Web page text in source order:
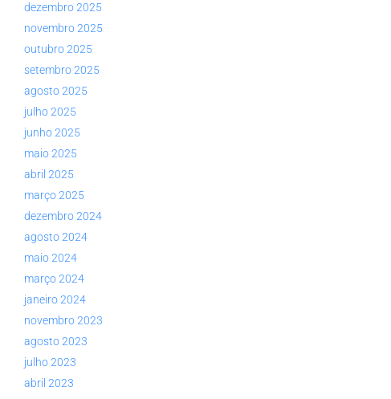
dezembro 2025
novembro 2025
outubro 2025
setembro 2025
agosto 2025
julho 2025
junho 2025
maio 2025
abril 2025
março 2025
dezembro 2024
agosto 2024
maio 2024
março 2024
janeiro 2024
novembro 2023
agosto 2023
julho 2023
abril 2023